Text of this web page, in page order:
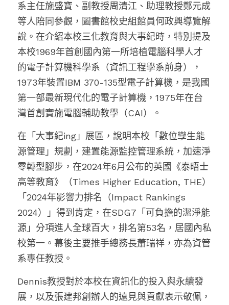
系主任施盛寶、副教授周清江、助理教授鄭元成
等人 陪同參觀， 圖書館校史組館員何政興導覽解
說。在介紹本校三化教育與大事紀時，特別提及
本校1969年首創國內第一所培植電腦科學人才
的電子計算機科學系（資訊工程學系前身），
1973年裝置IBM 370-135型電子計算機，是我國
第一部最新現代化的電子計算機， 1975年在台
灣首創實施電腦輔助教學（CAI）。
在「大事紀ing」展區，說明本校「數位孿生能
源管理」規劃，建置能源監控管理系統，加速淨
零轉型腳步， 在2024年6月公布的英國《泰晤士
高等教育》（Times Higher Education, THE）
「2024年影響力排名（Impact Rankings
2024）」得到肯定，在SDG7「可負擔的潔淨能
源」分項進人全球百大，排名第53名，居國內私
校第一。幕後主要推手總務長蕭瑞祥，亦為資管
系專任教授。
Dennis教授對於本校在資訊化的投入與永續發
展，以及張建邦創辦人的遠見與貢獻表示敬佩，